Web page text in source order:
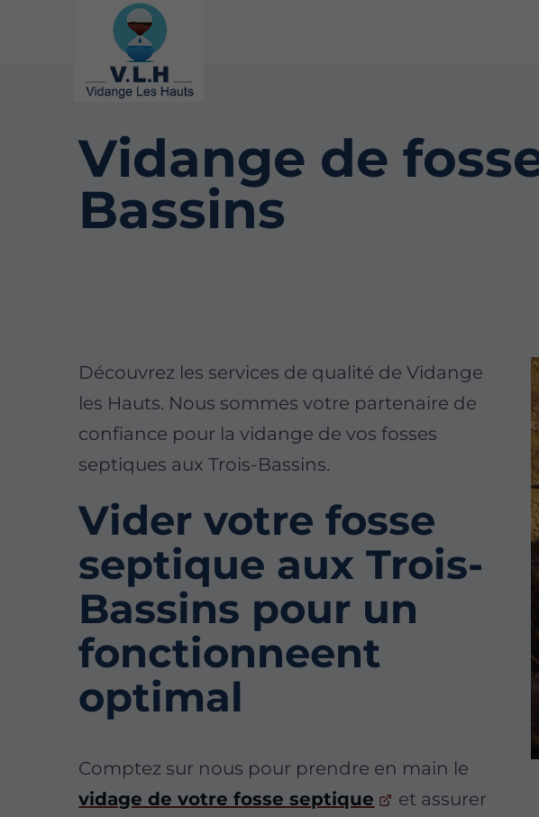
Vidange de
Bassins
Découvrez les services de qualité de Vidange
les Hauts. Nous sommes votre partenaire de
confiance pour la vidange de vos fosses
septiques aux Trois-Bassins.
Vider votre fosse
septique aux Trois-
Bassins pour un
fonctionneent
optimal
Comptez sur nous pour prendre en main le
vidage de votre fosse septique
et assurer